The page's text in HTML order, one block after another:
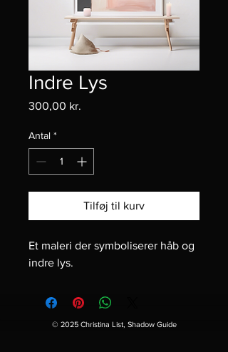
Indre Lys
300,00 kr.
Antal *
Tilføj til kurv
Et maleri der symboliserer håb og
indre lys.
© 2025 Christina List, Shadow Guide